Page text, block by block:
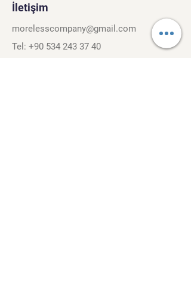
İletişim
morelesscompany@gmail.com
Tel: +90 534 243 37 40